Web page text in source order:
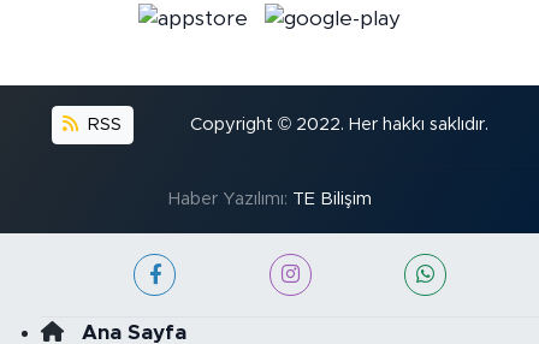
RSS Copyright © 2022. Her hakkı saklıdır.
Haber Yazılımı: TE Bilişim
Ana Sayfa